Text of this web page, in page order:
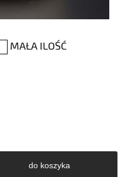
MAŁA ILOŚĆ
do koszyka